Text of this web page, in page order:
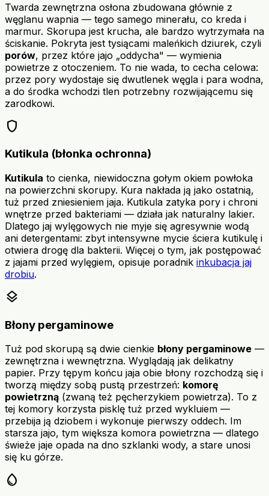
Twarda zewnętrzna osłona zbudowana głównie z
węglanu wapnia — tego samego minerału, co kreda i
marmur. Skorupa jest krucha, ale bardzo wytrzymała na
ściskanie. Pokryta jest tysiącami maleńkich dziurek, czyli
porów, przez które jajo „oddycha" — wymienia
powietrze z otoczeniem. To nie wada, to cecha celowa:
przez pory wydostaje się dwutlenek węgla i para wodna,
a do środka wchodzi tlen potrzebny rozwijającemu się
zarodkowi.
shield
Kutikula (błonka ochronna)
Kutikula to cienka, niewidoczna gołym okiem powłoka
na powierzchni skorupy. Kura nakłada ją jako ostatnią,
tuż przed zniesieniem jaja. Kutikula zatyka pory i chroni
wnętrze przed bakteriami — działa jak naturalny lakier.
Dlatego jaj wylęgowych nie myje się agresywnie wodą
ani detergentami: zbyt intensywne mycie ściera kutikulę i
otwiera drogę dla bakterii. Więcej o tym, jak postępować
z jajami przed wylęgiem, opisuje poradnik inkubacja jaj
drobiu.
layers
Błony pergaminowe
Tuż pod skorupą są dwie cienkie błony pergaminowe —
zewnętrzna i wewnętrzna. Wyglądają jak delikatny
papier. Przy tępym końcu jaja obie błony rozchodzą się i
tworzą między sobą pustą przestrzeń: komorę
powietrzną (zwaną też pęcherzykiem powietrza). To z
tej komory korzysta pisklę tuż przed wykluiem —
przebija ją dziobem i wykonuje pierwszy oddech. Im
starsza jajo, tym większa komora powietrzna — dlatego
świeże jaje opada na dno szklanki wody, a stare unosi
się ku górze.
water_drop